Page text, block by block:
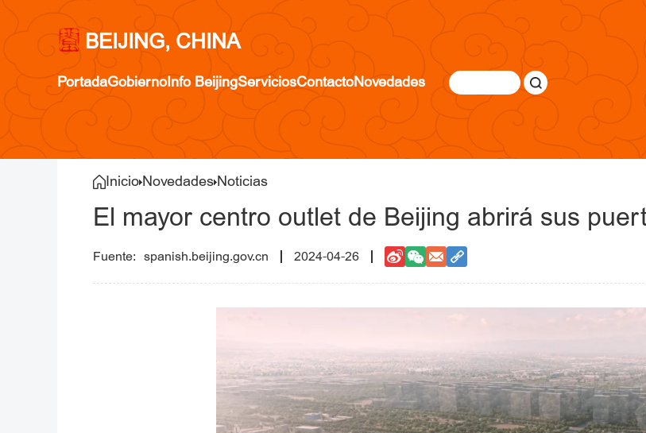
BEIJING, CHINA
PortadaGobiernoInfo BeijingServiciosContactoNovedades
Inicio Novedades Noticias
El mayor centro outlet de Beijing abrirá sus
spanish.beijing.gov.cn 2024-04-26